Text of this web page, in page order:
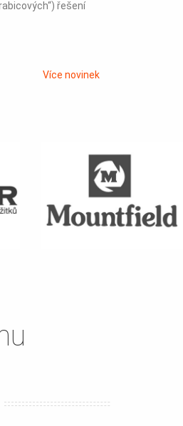
řešení
Více novinek